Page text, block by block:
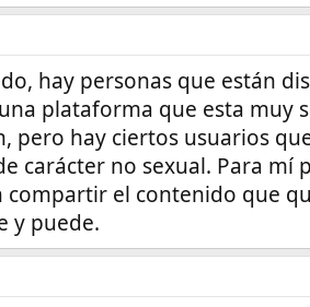
hay personas que están
plataforma que esta muy
pero hay ciertos usuarios
carácter no sexual. Para mí
compartir el contenido que
y puede.